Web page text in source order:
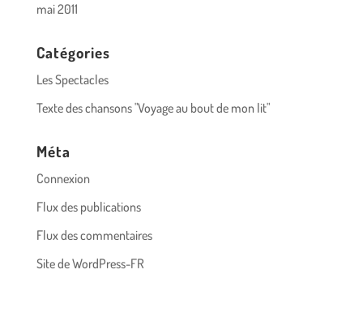
mai 2011
Catégories
Les Spectacles
Texte des chansons "Voyage au bout de mon lit"
Méta
Connexion
Flux des publications
Flux des commentaires
Site de WordPress-FR